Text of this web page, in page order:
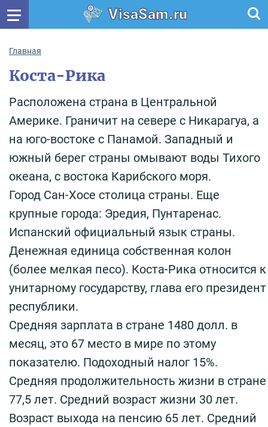
VisaSam.ru
Главная
Коста-Рика
Расположена страна в Центральной
Америке. Граничит на севере с Никарагуа, а
на юго-востоке с Панамой. Западный и
южный берег страны омывают воды Тихого
океана, с востока Карибского моря.
Город Сан-Хосе столица страны. Еще
крупные города: Эредия, Пунтаренас.
Испанский официальный язык страны.
Денежная единица собственная колон
(более мелкая песо). Коста-Рика относится к
унитарному государству, глава его президент
республики.
Средняя зарплата в стране 1480 долл. в
месяц, это 67 место в мире по этому
показателю. Подоходный налог 15%.
Средняя продолжительность жизни в стране
77,5 лет. Средний возраст жизни 30 лет.
Возраст выхода на пенсию 65 лет. Средний